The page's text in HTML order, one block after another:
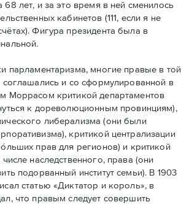
68 лет, и за это время в ней сменилось
кабинетов (111, если я не
Фигура президента была в
парламентаризма, многие правые в той
соглашались и со сформулированной в
Моррасом критикой департаментов
к дореволюционным провинциям),
либерализма (они были
критикой централизации
прав для регионов) и критикой
наследственного, права (они
подорванный институт семьи). В 1903
статью «Диктатор и король», в
что правым следует совершить